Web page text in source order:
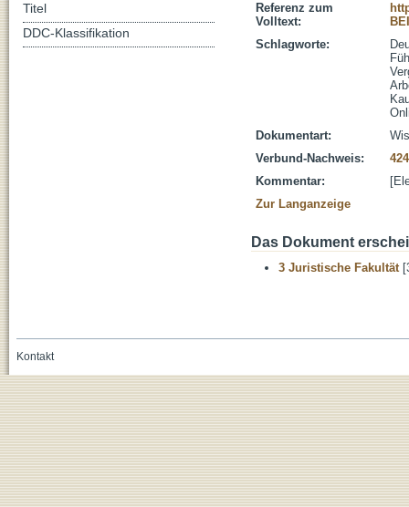
Referenz zum
Volltext:
Schlagworte:
Dokumentart:
Verbund-Nachweis:
Kommentar:
Zur Langanzeige
Das Dokument
3 Juristische Fakultät
Titel
DDC-Klassifikation
Kontakt